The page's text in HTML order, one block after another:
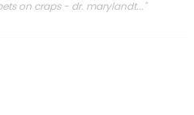
on craps - dr. marylandt..."